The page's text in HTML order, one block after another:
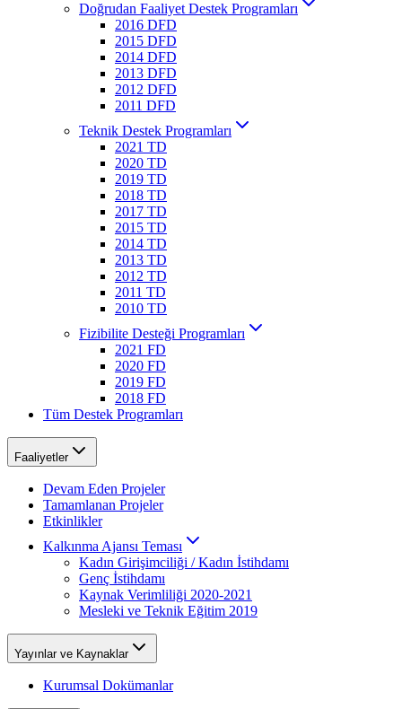
Doğrudan Faaliyet Destek Programları
2016 DFD
2015 DFD
2014 DFD
2013 DFD
2012 DFD
2011 DFD
Teknik Destek Programları
2021 TD
2020 TD
2019 TD
2018 TD
2017 TD
2015 TD
2014 TD
2013 TD
2012 TD
2011 TD
2010 TD
Fizibilite Desteği Programları
2021 FD
2020 FD
2019 FD
2018 FD
Tüm Destek Programları
Faaliyetler
Devam Eden Projeler
Tamamlanan Projeler
Etkinlikler
Kalkınma Ajansı Teması
Kadın Girişimciliği / Kadın İstihdamı
Genç İstihdamı
Kaynak Verimliliği 2020-2021
Mesleki ve Teknik Eğitim 2019
Yayınlar ve Kaynaklar
Kurumsal Dokümanlar